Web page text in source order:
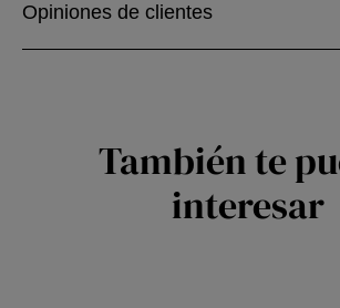
Opiniones de clientes
También te
interesar